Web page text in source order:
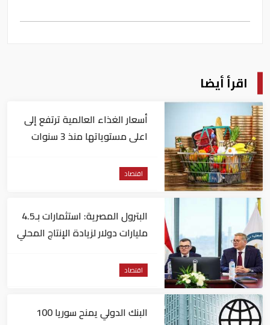
اقرأ أيضا
أسعار الغذاء العالمية ترتفع إلى
اعلى مستوياتها منذ 3 سنوات
اقتصاد
البترول المصرية: استثمارات بـ4.5
مليارات دولار لزيادة الإنتاج المحلي
اقتصاد
البنك الدولي يمنح سوريا 100